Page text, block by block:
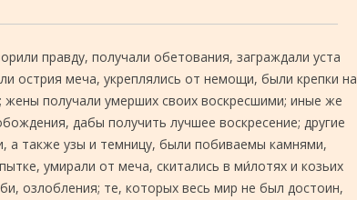
правду, получали обетования, заграждали уста
острия меча, укреплялись от немощи, были крепки на
жены получали умерших своих воскресшими; иные же
дабы получить лучшее воскресение; другие
а также узы и темницу, были побиваемы камнями,
умирали от меча, скитались в ми́лотях и козьих
озлобления; те, которых весь мир не был достоин,